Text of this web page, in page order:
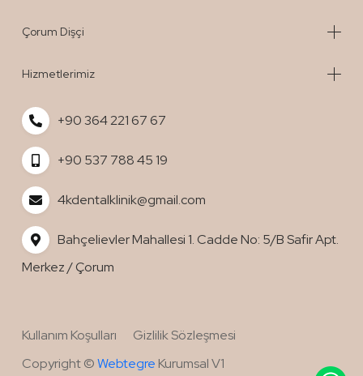
WhatsApp
Çorum Dişçi
Hizmetlerimiz
+90 364 221 67 67
+90 537 788 45 19
4kdentalklinik@gmail.com
Bahçelievler Mahallesi 1. Cadde No: 5/B Safir Apt.
Merkez / Çorum
Copyright ©Webtegre Kurumsal V1
Kullanım Koşulları Gizlilik Sözleşmesi